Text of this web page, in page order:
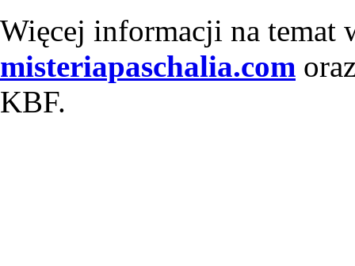
Więcej informacji na temat
misteriapaschalia.com
KBF.